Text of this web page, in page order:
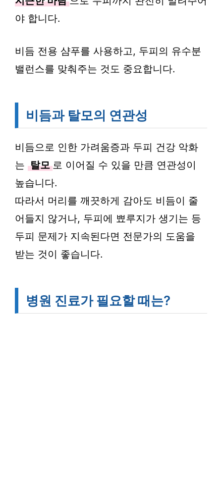
야 합니다.
비듬 전용 샴푸를 사용하고, 두피의 유수분
밸런스를 맞춰주는 것도 중요합니다.
비듬과 탈모의 연관성
비듬으로 인한 가려움증과 두피 건강 악화
는 탈모 로 이어질 수 있을 만큼 연관성이
높습니다.
따라서 머리를 깨끗하게 감아도 비듬이 줄
어들지 않거나, 두피에 뾰루지가 생기는 등
두피 문제가 지속된다면 전문가의 도움을
받는 것이 좋습니다.
병원 진료가 필요할 때는?